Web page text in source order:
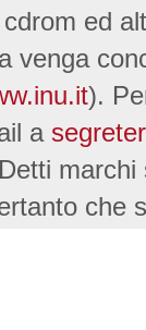
ed
venga
).
a
che